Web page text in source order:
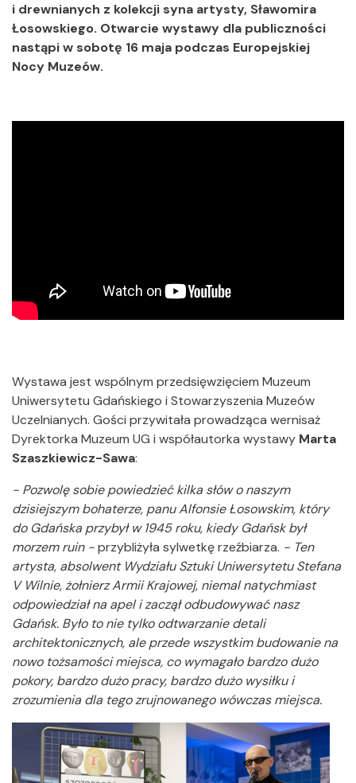
i drewnianych z kolekcji syna artysty, Sławomira
Łosowskiego. Otwarcie wystawy dla publiczności
nastąpi w sobotę 16 maja podczas Europejskiej
Nocy Muzeów.
Wystawa jest wspólnym przedsięwzięciem Muzeum
Uniwersytetu Gdańskiego i Stowarzyszenia Muzeów
Uczelnianych. Gości przywitała prowadząca wernisaż
Dyrektorka Muzeum UG i współautorka wystawy Marta
Szaszkiewicz-Sawa:
- Pozwolę sobie powiedzieć kilka słów o naszym
dzisiejszym bohaterze, panu Alfonsie Łosowskim, który
do Gdańska przybył w 1945 roku, kiedy Gdańsk był
morzem ruin -przybliżyła sylwetkę rzeźbiarza. - Ten
artysta, absolwent Wydziału Sztuki Uniwersytetu Stefana
V Wilnie, żołnierz Armii Krajowej, niemal natychmiast
odpowiedział na apel i zaczął odbudowywać nasz
Gdańsk. Było to nie tylko odtwarzanie detali
architektonicznych, ale przede wszystkim budowanie na
nowo tożsamości miejsca, co wymagało bardzo dużo
pokory, bardzo dużo pracy, bardzo dużo wysiłku i
zrozumienia dla tego zrujnowanego wówczas miejsca.